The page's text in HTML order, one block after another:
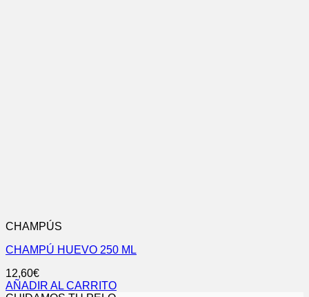
CHAMPÚS
CHAMPÚ HUEVO 250 ML
12,60€
AÑADIR AL CARRITO